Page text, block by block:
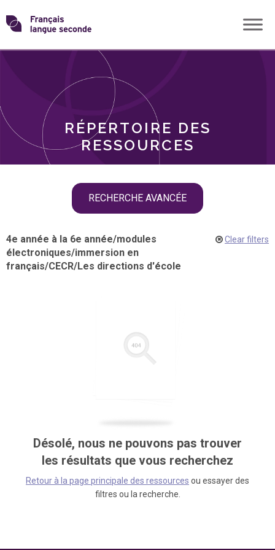
Skip
toTransformons
langue
RÉPERTOIRE DES
RESSOURCES
RECHERCHE AVANCÉE
THÈMES
4e année à la 6e année/modules
électroniques/immersion en
français/CECR/Les directions d'école
Clear filters
Désolé, nous ne pouvons pas trouver
les résultats que vous recherchez
Retour à la page principale des ressources ou essayer des
filtres ou la recherche.